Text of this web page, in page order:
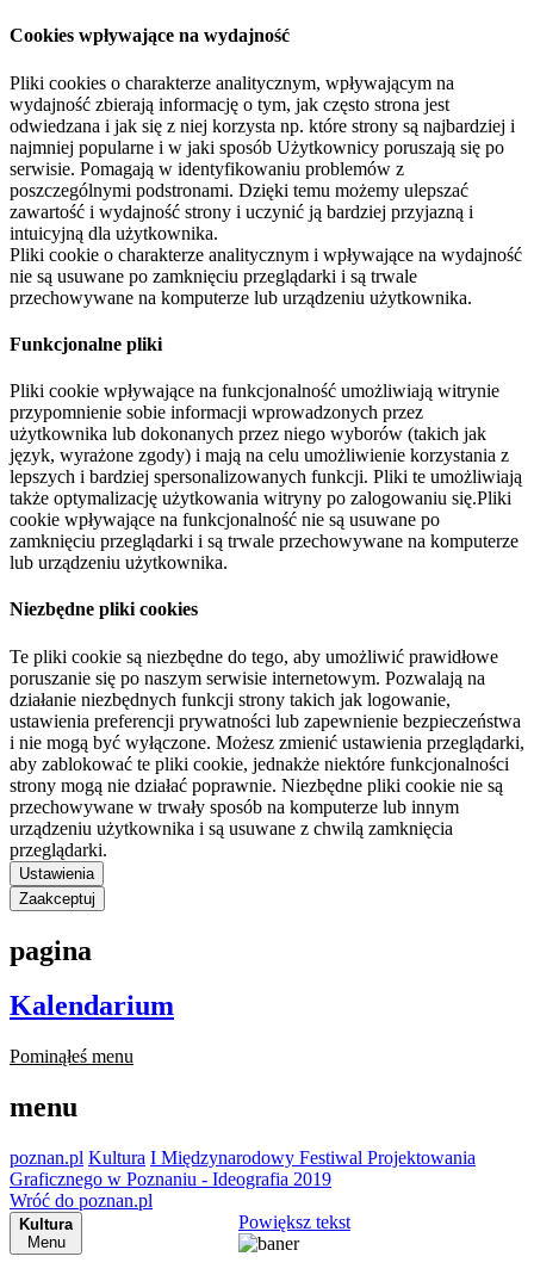
Cookies wpływające na wydajność
Pliki cookies o charakterze analitycznym, wpływającym na
wydajność zbierają informację o tym, jak często strona jest
odwiedzana i jak się z niej korzysta np. które strony są najbardziej i
najmniej popularne i w jaki sposób Użytkownicy poruszają się po
serwisie. Pomagają w identyfikowaniu problemów z
poszczególnymi podstronami. Dzięki temu możemy ulepszać
zawartość i wydajność strony i uczynić ją bardziej przyjazną i
intuicyjną dla użytkownika.
Pliki cookie o charakterze analitycznym i wpływające na wydajność
nie są usuwane po zamknięciu przeglądarki i są trwale
przechowywane na komputerze lub urządzeniu użytkownika.
Funkcjonalne pliki
Pliki cookie wpływające na funkcjonalność umożliwiają witrynie
przypomnienie sobie informacji wprowadzonych przez
użytkownika lub dokonanych przez niego wyborów (takich jak
język, wyrażone zgody) i mają na celu umożliwienie korzystania z
lepszych i bardziej spersonalizowanych funkcji. Pliki te umożliwiają
także optymalizację użytkowania witryny po zalogowaniu się.Pliki
cookie wpływające na funkcjonalność nie są usuwane po
zamknięciu przeglądarki i są trwale przechowywane na komputerze
lub urządzeniu użytkownika.
Niezbędne pliki cookies
Te pliki cookie są niezbędne do tego, aby umożliwić prawidłowe
poruszanie się po naszym serwisie internetowym. Pozwalają na
działanie niezbędnych funkcji strony takich jak logowanie,
ustawienia preferencji prywatności lub zapewnienie bezpieczeństwa
i nie mogą być wyłączone. Możesz zmienić ustawienia przeglądarki,
aby zablokować te pliki cookie, jednakże niektóre funkcjonalności
strony mogą nie działać poprawnie. Niezbędne pliki cookie nie są
przechowywane w trwały sposób na komputerze lub innym
urządzeniu użytkownika i są usuwane z chwilą zamknięcia
przeglądarki.
Ustawienia
Zaakceptuj
pagina
Kalendarium
Pominąłeś menu
menu
poznan.pl Kultura I Międzynarodowy Festiwal Projektowania
Graficznego w Poznaniu - Ideografia 2019
Wróć do poznan.pl
Kultura
Menu
Powiększ tekst